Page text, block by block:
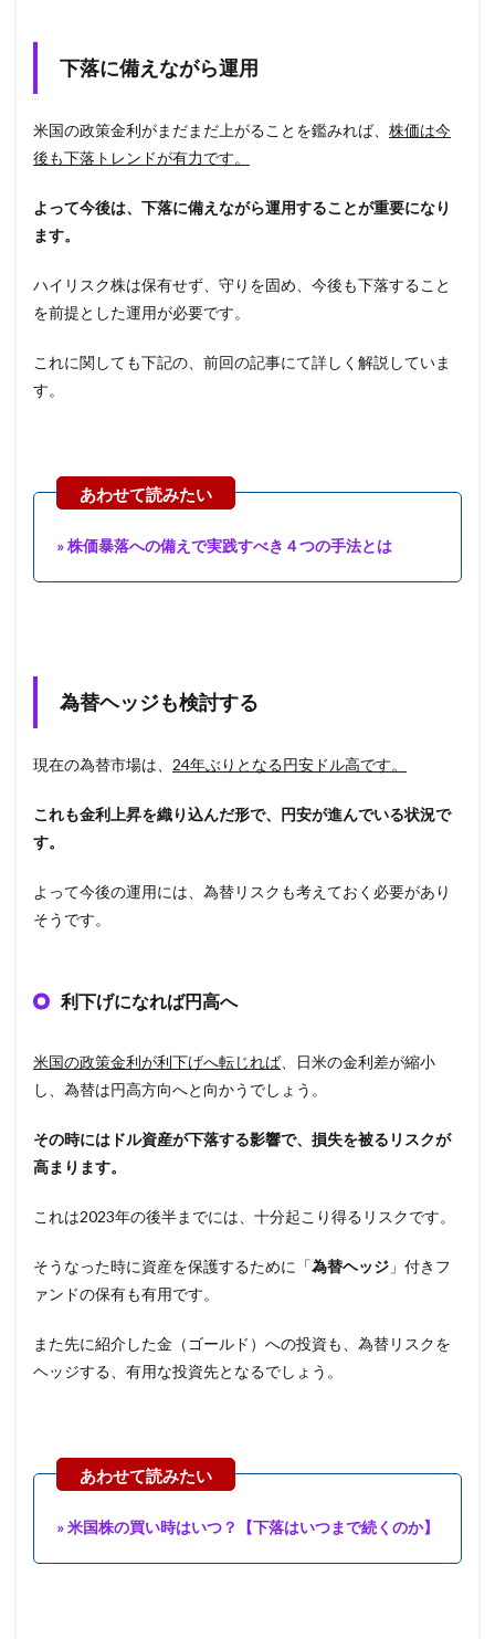
下落に備えながら運用
米国の政策金利がまだまだ上がることを鑑みれば、 株価は今
後も下落トレンドが有力です。
よって今後は、下落に備えながら運用することが重要になり
ます。
ハイリスク株は保有せず、守りを固め、今後も下落すること
を前提とした運用が必要です。
これに関しても下記の、前回の記事にて詳しく解説していま
す。
» 株価暴落への備えで実践すべき４つの手法とは
為替ヘッジも検討する
現在の為替市場は、 24年ぶりとなる円安ドル高です。
これも金利上昇を織り込んだ形で、円安が進んでいる状況で
す。
よって今後の運用には、為替リスクも考えておく必要があり
そうです。
利下げになれば円高へ
米国の政策金利が利下げへ転じれば、日米の金利差が縮小
し、為替は円高方向へと向かうでしょう。
その時にはドル資産が下落する影響で、損失を被るリスクが
高まります。
これは2023年の後半までには、十分起こり得るリスクです。
そうなった時に資産を保護するために「為替ヘッジ 」付きフ
ァンドの保有も有用です。
また先に紹介した金（ゴールド）への投資も、為替リスクを
ヘッジする、有用な投資先となるでしょう。
» 米国株の買い時はいつ？【下落はいつまで続くのか】